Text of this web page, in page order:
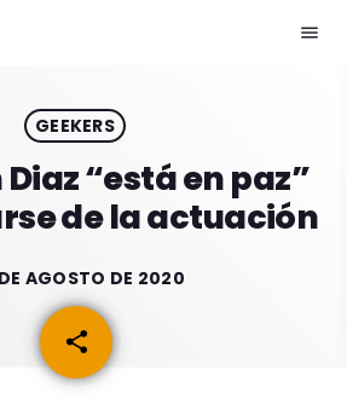
menu
GEEKERS
“está en paz”
de la actuación
AGOSTO DE 2020
share
email